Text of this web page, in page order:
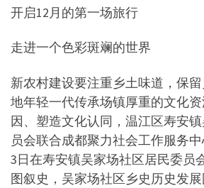
开启12月的第一场旅行
走进一个色彩斑斓的世界
新农村建设要注重乡土味道，保
地年轻一代传承场镇厚重的文化
因、塑造文化认同，温江区寿安
员会联合成都聚力社会工作服务中
3日在寿安镇吴家场社区居民委员
图叙史，吴家场社区乡史历史发